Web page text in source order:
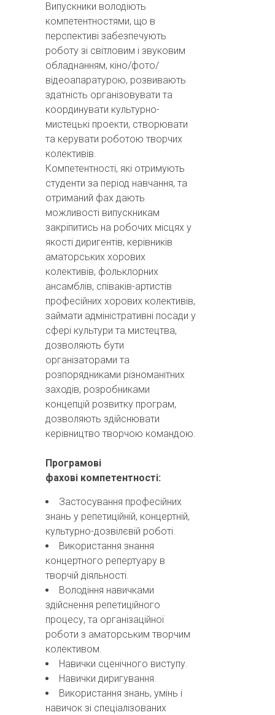
Випускники володіють
компетентностями, що в
перспективі забезпечують
роботу зі світловим і звуковим
обладнанням, кіно/фото/
відеоапаратурою, розвивають
здатність організовувати та
координувати культурно-
мистецькі проекти, створювати
та керувати роботою творчих
колективів.
Компетентності, які отримують
студенти за період навчання, та
отриманий фах дають
можливості випускникам
закріпитись на робочих місцях у
якості диригентів, керівників
аматорських хорових
колективів, фольклорних
ансамблів, співаків-артистів
професійних хорових колективів,
займати адміністративні посади у
сфері культури та мистецтва,
дозволяють бути
організаторами та
розпорядниками різноманітних
заходів, розробниками
концепцій розвитку програм,
дозволяють здійснювати
керівництво творчою командою.
Програмові
фахові компетентності:
Застосування професійних
знань у репетиційній, концертній,
культурно-дозвілєвій роботі.
Використання знання
концертного репертуару в
творчій діяльності.
Володіння навичками
здійснення репетиційного
процесу, та організаційної
роботи з аматорським творчим
колективом.
Навички сценічного виступу.
Навички диригування.
Використання знань, умінь і
навичок зі спеціалізованих